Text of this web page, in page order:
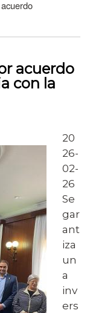
acuerdo
con la
20
26-
02-
26
Se
gar
ant
iza
un
a
inv
ers